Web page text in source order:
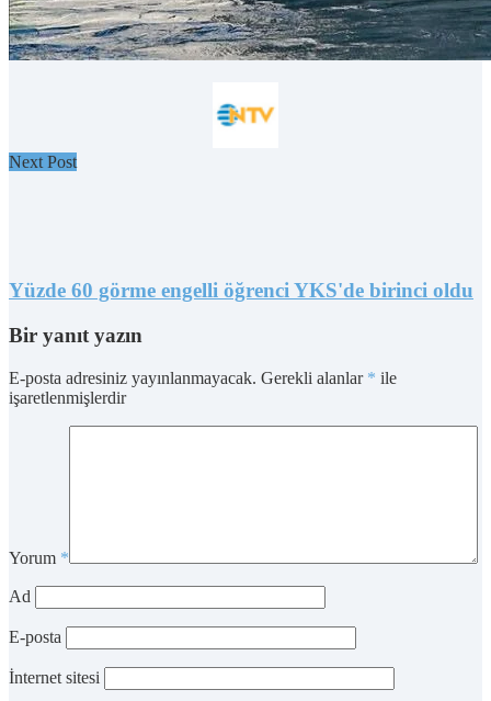
Next Post
Yüzde 60 görme engelli öğrenci YKS'de birinci oldu
Bir yanıt yazın
E-posta adresiniz yayınlanmayacak. Gerekli alanlar * ile
işaretlenmişlerdir
Yorum *
Ad
E-posta
İnternet sitesi